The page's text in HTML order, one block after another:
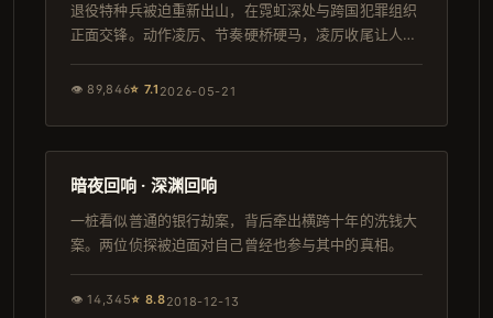
退役特种兵被迫重新出山，在霓虹深处与跨国犯罪组织
正面交锋。动作凌厉、节奏硬桥硬马，凌厉收尾让人屏
👁 89,846⭐ 7.1 2026-05-21
IMAX
92分钟
暗夜回响 · 深渊回响
一桩看似普通的银行劫案，背后牵出横跨十年的洗钱大
案。两位侦探被迫面对自己曾经也参与其中的真相。
👁14,345⭐ 8.82018-12-13